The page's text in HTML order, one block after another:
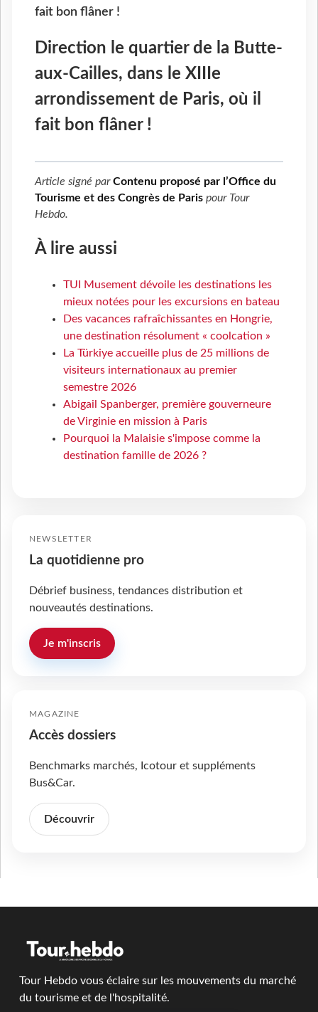
fait bon flâner !
Direction le quartier de la Butte-
aux-Cailles, dans le XIIIe
arrondissement de Paris, où il
fait bon flâner !
Article signé parContenu proposé par l’Office du
Tourisme et des Congrès de Paris pour Tour
Hebdo.
À lire aussi
TUI Musement dévoile les destinations les
mieux notées pour les excursions en bateau
Des vacances rafraîchissantes en Hongrie,
une destination résolument « coolcation »
La Türkiye accueille plus de 25 millions de
visiteurs internationaux au premier
semestre 2026
Abigail Spanberger, première gouverneure
de Virginie en mission à Paris
Pourquoi la Malaisie s'impose comme la
destination famille de 2026 ?
NEWSLETTER
La quotidienne pro
Débrief business, tendances distribution et
nouveautés destinations.
Je m'inscris
MAGAZINE
Accès dossiers
Benchmarks marchés, Icotour et suppléments
Bus&Car.
Découvrir
Tour Hebdo vous éclaire sur les mouvements du marché
du tourisme et de l'hospitalité.